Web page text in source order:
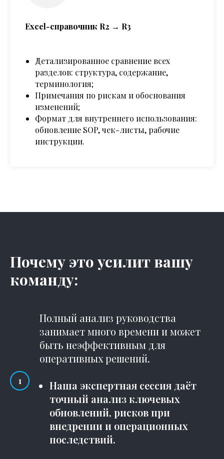
Excel-справочник R2 → R3
Детализированное сравнение всех
разделов: структура, содержание,
терминология;
Примечания по рискам и обоснования
изменений;
Формат для внутреннего использования:
обновление SOP, чек-листы, рабочие
инструкции.
Почему это усилит вашу
команду:
Полный анализ руководства
занимает много времени и может
быть неэффективным для
оперативных решений.
Наша экспертная сессия даёт
точный анализ ключевых
обновлений, рисков при
внедрении и операционных
последствий.